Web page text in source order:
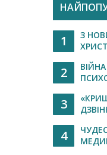
1
З
2
3
4